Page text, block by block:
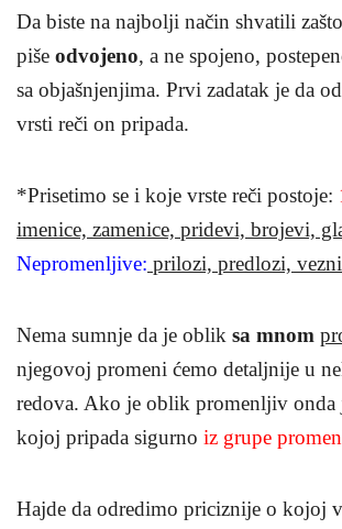
Da biste na najbolji način shvatili
piše odvojeno, a ne spojeno,
sa objašnjenjima. Prvi zadatak je da
vrsti reči on pripada.
*Prisetimo se i koje vrste reči postoje:
imenice, zamenice, pridevi, brojevi,
Nepromenljive: prilozi, predlozi,
Nema sumnje da je oblik sa mnom
njegovoj promeni ćemo detaljnije u
redova. Ako je oblik promenljiv onda
kojoj pripada sigurno iz grupe
Hajde da odredimo priciznije o kojoj